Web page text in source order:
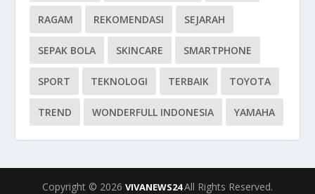
RAGAM REKOMENDASI SEJARAH
SEPAK BOLA SKINCARE SMARTPHONE
SPORT TEKNOLOGI TERBAIK TOYOTA
TREND WONDERFULL INDONESIA YAMAHA
Copyright © 2026 VIVANEWS24All Rights Reserved.